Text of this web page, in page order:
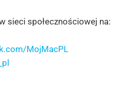
sieci społecznościowej na:
MojMacPL